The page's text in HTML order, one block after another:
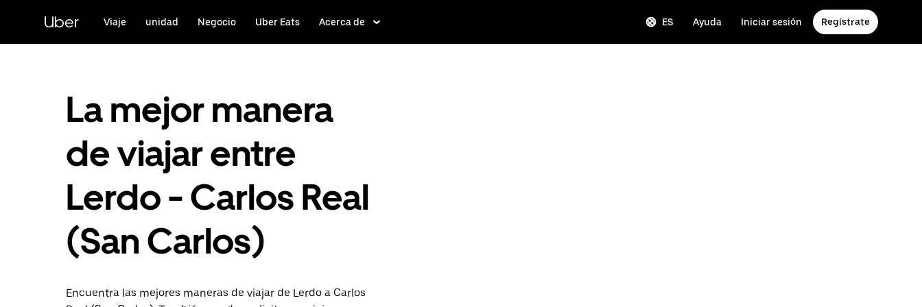
contenido
principal
Uber Viaje unidad Negocio Uber Eats Acerca de ES Ayuda Iniciar sesión Regístrate
La mejor manera
de viajar entre
Lerdo - Carlos Real
(San Carlos)
Encuentra las mejores maneras de viajar de Lerdo a Carlos